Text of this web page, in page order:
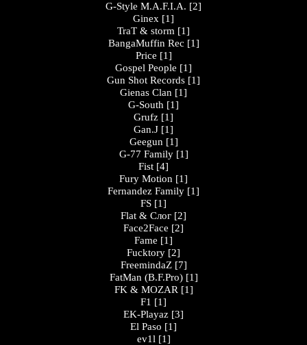
G-Style M.A.F.I.A. [2]
Ginex [1]
TraT & storm [1]
BangaMuffin Rec [1]
Price [1]
Gospel People [1]
Gun Shot Records [1]
Gienas Clan [1]
G-South [1]
Grufz [1]
Gan.J [1]
Geegun [1]
G-77 Family [1]
Fist [4]
Fury Motion [1]
Fernandez Family [1]
FS [1]
Flat & Слог [2]
Face2Face [2]
Fame [1]
Fucktory [2]
FreemindaZ [7]
FatMan (B.F.Pro) [1]
FK & MOZAR [1]
F1 [1]
EK-Playaz [3]
El Paso [1]
ev1l [1]